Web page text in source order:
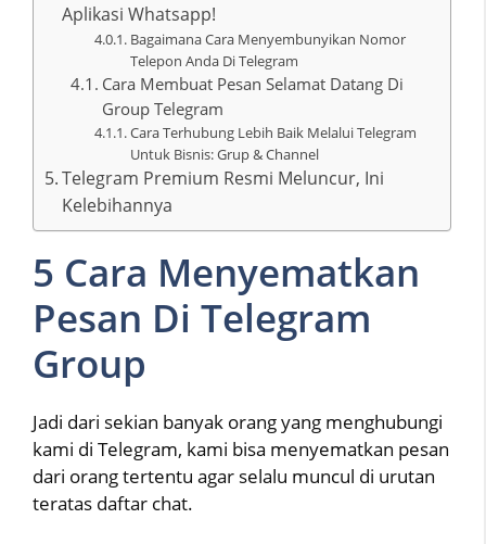
Aplikasi Whatsapp!
Bagaimana Cara Menyembunyikan Nomor
Telepon Anda Di Telegram
Cara Membuat Pesan Selamat Datang Di
Group Telegram
Cara Terhubung Lebih Baik Melalui Telegram
Untuk Bisnis: Grup & Channel
Telegram Premium Resmi Meluncur, Ini
Kelebihannya
5 Cara Menyematkan
Pesan Di Telegram
Group
Jadi dari sekian banyak orang yang menghubungi
kami di Telegram, kami bisa menyematkan pesan
dari orang tertentu agar selalu muncul di urutan
teratas daftar chat.